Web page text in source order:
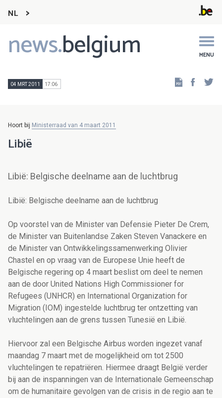
NL
news.belgium MENU
Main
navigation
04 MRT 2011 17:06
Hoort bij Ministerraad van 4 maart 2011
Libië
Libië: Belgische deelname aan de luchtbrug
Libië: Belgische deelname aan de luchtbrug
Op voorstel van de Minister van Defensie Pieter De Crem,
de Minister van Buitenlandse Zaken Steven Vanackere en
de Minister van Ontwikkelingssamenwerking Olivier
Chastel en op vraag van de Europese Unie heeft de
Belgische regering op 4 maart beslist om deel te nemen
aan de door United Nations High Commissioner for
Refugees (UNHCR) en International Organization for
Migration (IOM) ingestelde luchtbrug ter ontzetting van
vluchtelingen aan de grens tussen Tunesië en Libië.
Hiervoor zal een Belgische Airbus worden ingezet vanaf
maandag 7 maart met de mogelijkheid om tot 2500
vluchtelingen te repatriëren. Hiermee draagt België verder
bij aan de inspanningen van de Internationale Gemeenschap
om de humanitaire gevolgen van de crisis in de regio aan te